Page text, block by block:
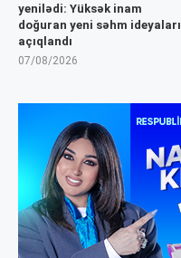
yenilədi: Yüksək inam
doğuran yeni səhm ideyaları
açıqlandı
07/08/2026